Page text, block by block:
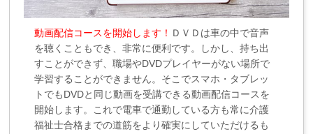
動画配信コースを開始します！ ＤＶＤは車の中で音声
を聴くこともでき、非常に便利です。しかし、持ち出
すことができず、職場やDVDプレイヤーがない場所で
学習することができません。そこでスマホ・タブレッ
トでもDVDと同じ動画を受講できる動画配信コースを
開始します。これで電車で通勤している方も常に介護
福祉士合格までの道筋をより確実にしていただけるも